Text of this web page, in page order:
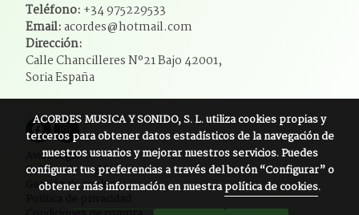
Teléfono: +34 975229533
Email:acordes@hotmail.com
Dirección:
Calle Chancilleres Nº21 Bajo 42001,
Soria España
Aviso legal
Política de cookies
Gestión de cookies
ACORDES MUSICA Y SONIDO, S. L.utiliza cookies propias y
terceros para obtener datos estadísticos de la navegación de
nuestros usuarios y mejorar nuestros servicios. Puedes
configurar tus preferencias a través del botón “Configurar” o
obtener más información en nuestrapolítica de cookies.